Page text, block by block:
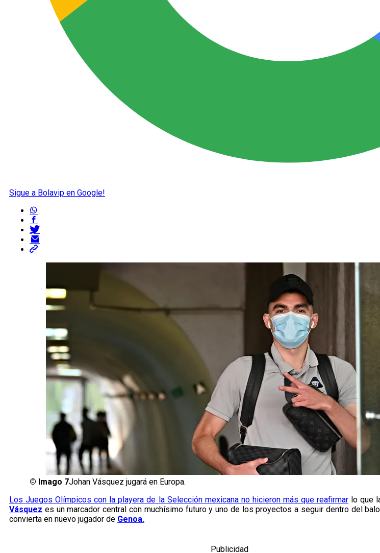
Sigue a Bolavip en Google!
© Imago 7Johan Vásquez jugará en Europa.
Los Juegos Olímpicos con la playera de la Selección mexicana no hicieron más que reafirmar lo que
Vásquez es un marcador central con muchísimo futuro y uno de los proyectos a seguir dentro del
convierta en nuevo jugador de Genoa.
Publicidad